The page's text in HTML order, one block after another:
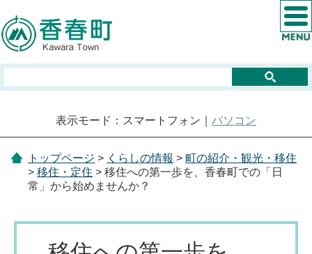
表示モード：スマートフォン｜ パソコン
トップページ > くらしの情報 > 町の紹介・観光・移住
> 移住・定住 > 移住への第一歩を、香春町での「日
常」から始めませんか？